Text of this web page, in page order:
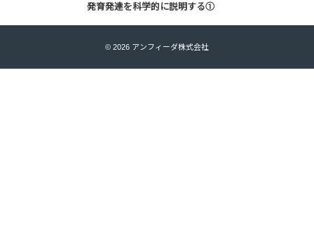
発育発達を科学的に説明する①
© 2026 アンフィーダ株式会社